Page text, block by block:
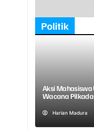
Politik
Aksi Mahasiswa
Wacana
Harian Madura